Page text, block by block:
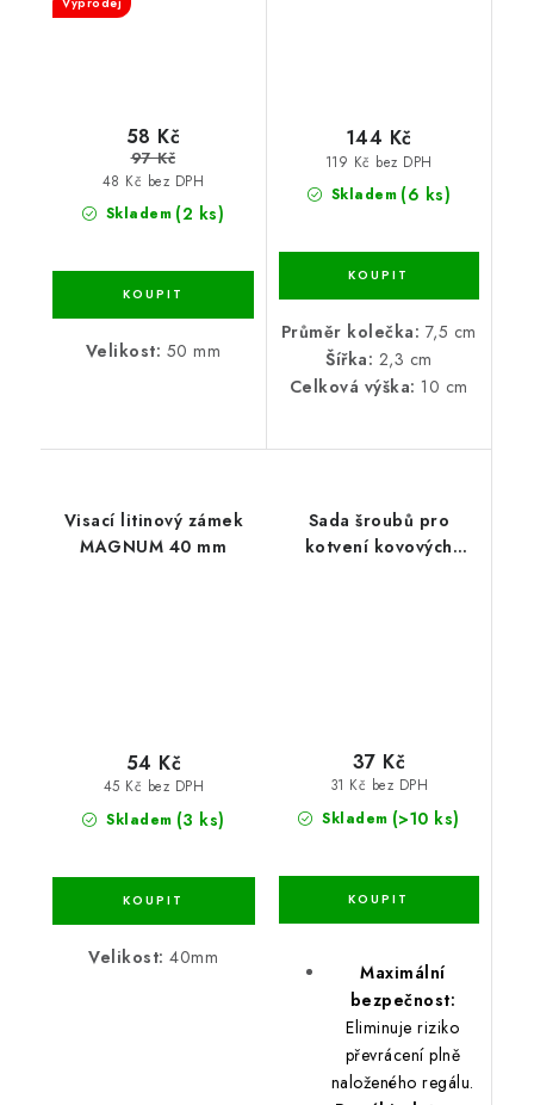
Skladem (2 ks)
48 Kč bez DPH
58 Kč
97 Kč
Velikost: 50 mm
Skladem (6 ks)
119 Kč bez DPH
144 Kč
Průměr kolečka: 7,5 cm
Šířka: 2,3 cm
Celková výška: 10 cm
Visací litinový zámek
MAGNUM 40 mm
Skladem (3 ks)
45 Kč bez DPH
54 Kč
Velikost: 40mm
Sada šroubů pro
kotvení kovových
Skladem (>10 ks)
31 Kč bez DPH
37 Kč
Maximální
bezpečnost:
Eliminuje riziko
převrácení plně
naloženého regálu.